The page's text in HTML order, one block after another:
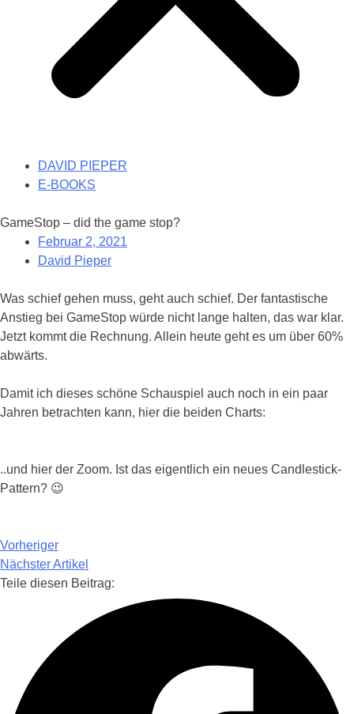
DAVID PIEPER
E-BOOKS
GameStop – did the game stop?
Februar 2, 2021
David Pieper
Was schief gehen muss, geht auch schief. Der fantastische
Anstieg bei GameStop würde nicht lange halten, das war klar.
Jetzt kommt die Rechnung. Allein heute geht es um über 60%
abwärts.
Damit ich dieses schöne Schauspiel auch noch in ein paar
Jahren betrachten kann, hier die beiden Charts:
..und hier der Zoom. Ist das eigentlich ein neues Candlestick-
Pattern? 😉
Vorheriger
Nächster Artikel
Teile diesen Beitrag: